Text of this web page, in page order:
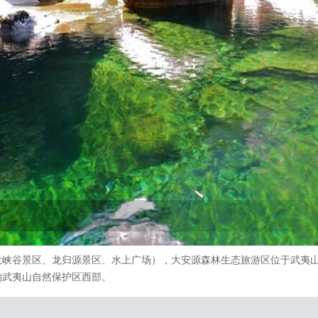
谷景区、龙归源景区、水上广场），大安源森林生态旅游区位于武夷
夷山自然保护区西部。